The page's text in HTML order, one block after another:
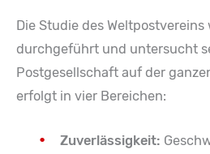
Die Studie des Weltpostvereins
durchgeführt und untersucht
Postgesellschaft auf der
erfolgt in vier Bereichen:
Zuverlässigkeit: